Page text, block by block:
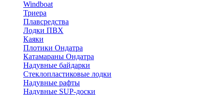
Windboat
Триера
Плавсредства
Лодки ПВХ
Каяки
Плотики Ондатра
Катамараны Ондатра
Надувные байдарки
Стеклопластиковые лодки
Надувные рафты
Надувные SUP-доски